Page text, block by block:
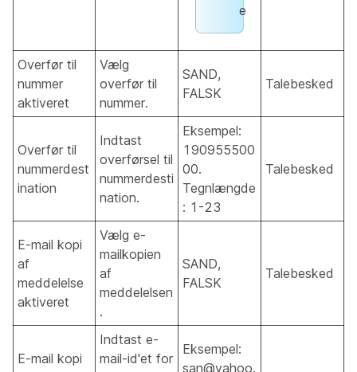
e
Overfør til
nummer
aktiveret
Vælg
overfør til
nummer.
SAND,
FALSK
Talebesked
Overfør til
nummerdest
ination
Indtast
overførsel til
nummerdesti
nation.
Eksempel:
190955500
00.
Tegnlængde
: 1-23
Talebesked
E-mail kopi
af
meddelelse
aktiveret
Vælg e-
mailkopien
af
meddelelsen
.
SAND,
FALSK
Talebesked
E-mail kopi
Indtast e-
mail-id'et for
Eksempel:
san@yahoo.